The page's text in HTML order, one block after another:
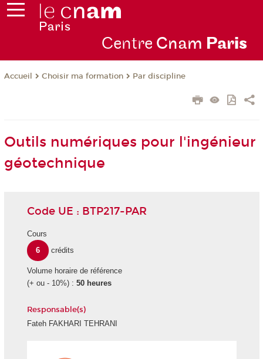
Centre Cnam Paris
Accueil Choisir ma formation Par discipline
Outils numériques pour l'ingénieur
géotechnique
Code UE : BTP217-PAR
Cours
6
crédits
Volume horaire de référence
(+ ou - 10%) : 50 heures
Responsable(s)
Fateh FAKHARI TEHRANI